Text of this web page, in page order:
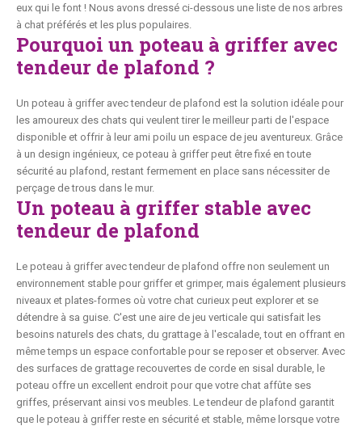
eux qui le font ! Nous avons dressé ci-dessous une liste de nos arbres
à chat préférés et les plus populaires.
Pourquoi un poteau à griffer avec
tendeur de plafond ?
Un poteau à griffer avec tendeur de plafond est la solution idéale pour
les amoureux des chats qui veulent tirer le meilleur parti de l'espace
disponible et offrir à leur ami poilu un espace de jeu aventureux. Grâce
à un design ingénieux, ce poteau à griffer peut être fixé en toute
sécurité au plafond, restant fermement en place sans nécessiter de
perçage de trous dans le mur.
Un poteau à griffer stable avec
tendeur de plafond
Le poteau à griffer avec tendeur de plafond offre non seulement un
environnement stable pour griffer et grimper, mais également plusieurs
niveaux et plates-formes où votre chat curieux peut explorer et se
détendre à sa guise. C'est une aire de jeu verticale qui satisfait les
besoins naturels des chats, du grattage à l'escalade, tout en offrant en
même temps un espace confortable pour se reposer et observer. Avec
des surfaces de grattage recouvertes de corde en sisal durable, le
poteau offre un excellent endroit pour que votre chat affûte ses
griffes, préservant ainsi vos meubles. Le tendeur de plafond garantit
que le poteau à griffer reste en sécurité et stable, même lorsque votre